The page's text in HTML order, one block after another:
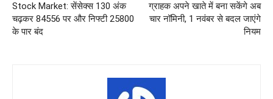
Stock Market: सेंसेक्स 130 अंक
चढ़कर 84556 पर और निफ्टी 25800
के पार बंद
ग्राहक अपने खाते में बना सकेंगे अब
चार नॉमिनी, 1 नवंबर से बदल जाएंगे
नियम